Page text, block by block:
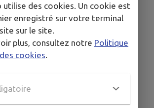
utilise des cookies. Un cookie est
enregistré sur votre terminal
sur le site.
plus, consultez notre Politique
cookies